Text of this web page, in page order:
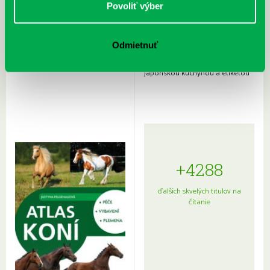
Povoliť výber
Odmietnuť
Rudź, Przemyslaw: Atlas hviezd:
Hardy, Paula: Japonsko na tanieri:
japonskou kuchyňou a etiketou
+4288
ďalších skvelých titulov na
čítanie